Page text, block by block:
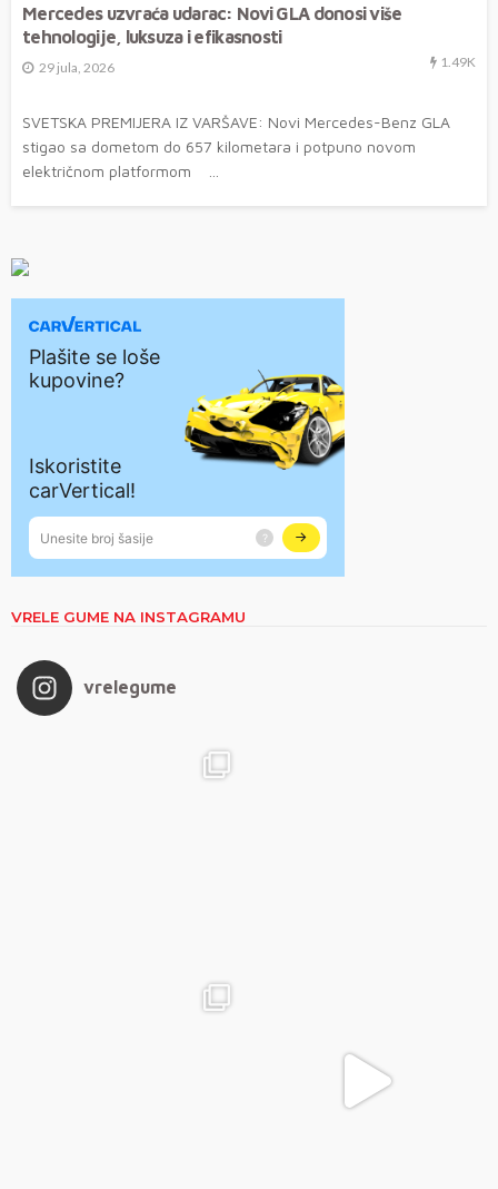
Mercedes uzvraća udarac: Novi GLA donosi više
tehnologije, luksuza i efikasnosti
29 jula, 2026 1.49K
SVETSKA PREMIJERA IZ VARŠAVE: Novi Mercedes-Benz GLA
stigao sa dometom do 657 kilometara i potpuno novom
električnom platformom ...
VRELE GUME NA INSTAGRAMU
vrelegume